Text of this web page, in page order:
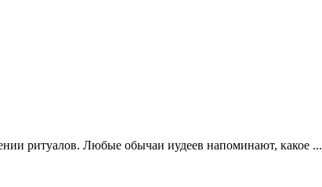
ритуалов. Любые обычаи иудеев напоминают, какое ...